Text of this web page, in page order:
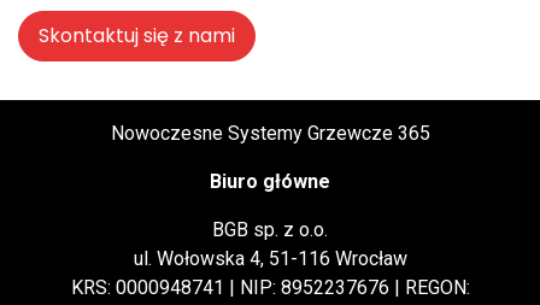
Skontaktuj się z nami
Nowoczesne Systemy Grzewcze 365
Biuro główne
BGB sp. z o.o.
ul. Wołowska 4, 51-116 Wrocław
KRS: 0000948741 | NIP: 8952237676 | REGON: